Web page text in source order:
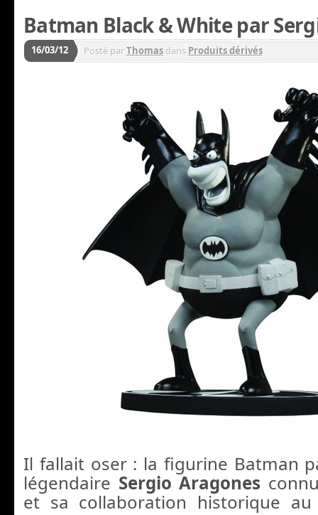
Batman Black & White par
16/03/12 Posté parThomas dans Produits dérivés
Il fallait oser : la figurine Batman
légendaire Sergio Aragones
et sa collaboration historique au